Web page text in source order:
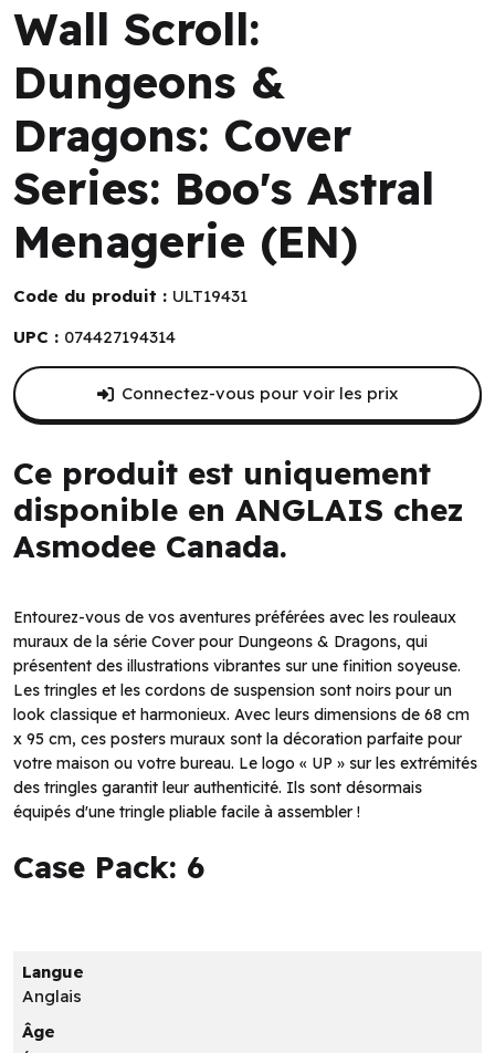
Wall Scroll:
Dungeons &
Dragons: Cover
Series: Boo's Astral
Menagerie (EN)
Code du produit : ULT19431
UPC : 074427194314
Ce produit est uniquement
disponible en ANGLAIS chez
Asmodee Canada.
Entourez-vous de vos aventures préférées avec les rouleaux
muraux de la série Cover pour Dungeons & Dragons, qui
présentent des illustrations vibrantes sur une finition soyeuse.
Les tringles et les cordons de suspension sont noirs pour un
look classique et harmonieux. Avec leurs dimensions de 68 cm
x 95 cm, ces posters muraux sont la décoration parfaite pour
votre maison ou votre bureau. Le logo « UP » sur les extrémités
des tringles garantit leur authenticité. Ils sont désormais
équipés d'une tringle pliable facile à assembler !
Case Pack: 6
Connectez-vous pour voir les prix
Langue
Anglais
Âge